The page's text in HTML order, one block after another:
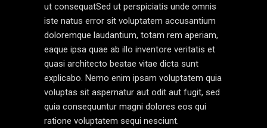
ut consequatSed ut perspiciatis unde omnis
iste natus error sit voluptatem accusantium
doloremque laudantium, totam rem aperiam,
eaque ipsa quae ab illo inventore veritatis et
quasi architecto beatae vitae dicta sunt
explicabo. Nemo enim ipsam voluptatem quia
voluptas sit aspernatur aut odit aut fugit, sed
quia consequuntur magni dolores eos qui
ratione voluptatem sequi nesciunt.